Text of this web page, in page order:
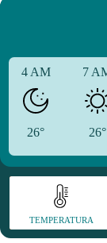
4 AM
26°
7
26°
TEMPERATURA